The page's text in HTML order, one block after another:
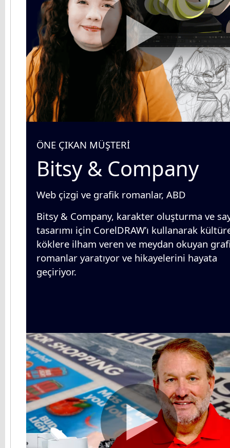
ÖNE ÇIKAN MÜŞTERİ
Bitsy & Company
Web çizgi ve grafik romanlar, ABD
Bitsy & Company, karakter oluşturma ve
tasarımı için CorelDRAW’ı kullanarak
köklere ilham veren ve meydan okuyan
romanlar yaratıyor ve hikayelerini hayata
geçiriyor.